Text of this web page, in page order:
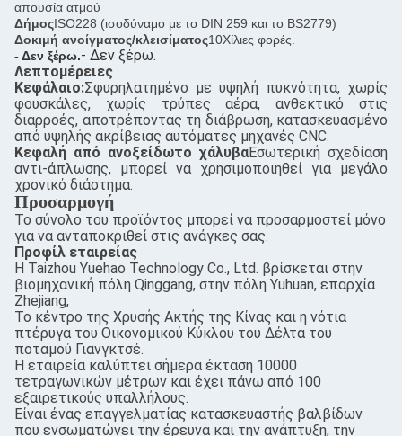
απουσία ατμού
ΔήμοςISO228 (ισοδύναμο με το DIN 259 και το BS2779)
Δοκιμή ανοίγματος/κλεισίματος10Χίλιες φορές.
- Δεν ξέρω.- Δεν ξέρω.
Λεπτομέρειες
Κεφάλαιο:Σφυρηλατημένο με υψηλή πυκνότητα, χωρίς
φουσκάλες, χωρίς τρύπες αέρα, ανθεκτικό στις
διαρροές, αποτρέποντας τη διάβρωση, κατασκευασμένο
από υψηλής ακρίβειας αυτόματες μηχανές CNC.
Κεφαλή από ανοξείδωτο χάλυβαΕσωτερική σχεδίαση
αντι-άπλωσης, μπορεί να χρησιμοποιηθεί για μεγάλο
χρονικό διάστημα.
Προσαρμογή
Το σύνολο του προϊόντος μπορεί να προσαρμοστεί μόνο
για να ανταποκριθεί στις ανάγκες σας.
Προφίλ εταιρείας
Η Taizhou Yuehao Technology Co., Ltd. βρίσκεται στην
βιομηχανική πόλη Qinggang, στην πόλη Yuhuan, επαρχία
Zhejiang,
Το κέντρο της Χρυσής Ακτής της Κίνας και η νότια
πτέρυγα του Οικονομικού Κύκλου του Δέλτα του
ποταμού Γιανγκτσέ.
Η εταιρεία καλύπτει σήμερα έκταση 10000
τετραγωνικών μέτρων και έχει πάνω από 100
εξαιρετικούς υπαλλήλους.
Είναι ένας επαγγελματίας κατασκευαστής βαλβίδων
που ενσωματώνει την έρευνα και την ανάπτυξη, την